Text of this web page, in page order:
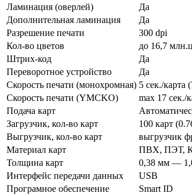
Ламинация (оверлей)
Да
Дополнительная ламинация
Да
Разрешение печати
300 dpi
Кол-во цветов
до 16,7
Штрих-код
Да
Переворотное устройство
Да
Скорость печати (монохромная) 5 сек./карта
Скорость печати (YMCKO)
max 17 сек./
Подача карт
Загрузчик, кол-во карт
100 карт
Выгрузчик, кол-во карт
выгрузчик
Материал карт
ПВХ, ПЭТ,
Толщина карт
0,38 мм —
Интерфейс передачи данных
USB
Програмное обеспечение
Smart ID